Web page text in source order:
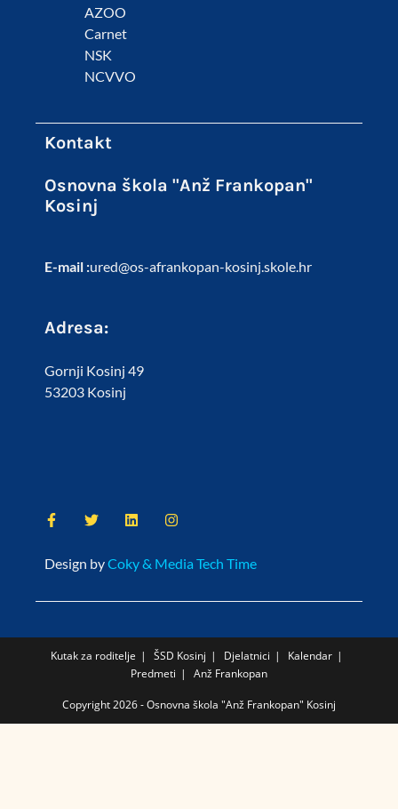
AZOO
Carnet
NSK
NCVVO
Kontakt
Osnovna škola "Anž Frankopan"
Kosinj
E-mail :ured@os-afrankopan-kosinj.skole.hr
Adresa:
Gornji Kosinj 49
53203 Kosinj
Design byCoky & Media Tech Time
Kutak za roditelje ŠSD Kosinj Djelatnici
Kalendar
Predmeti
Anž Frankopan
Copyright 2026 - Osnovna škola "Anž Frankopan" Kosinj